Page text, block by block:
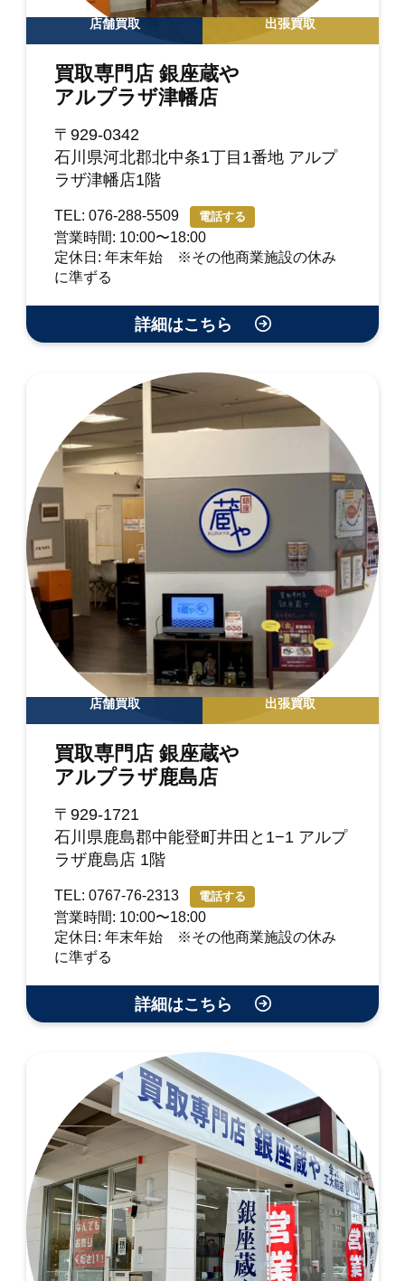
店舗買取 出張買取
買取専門店 銀座蔵や
アルプラザ津幡店
〒929-0342
石川県河北郡北中条1丁目1番地 アルプ
ラザ津幡店1階
TEL: 076-288-5509 電話する
営業時間: 10:00〜18:00
定休日: 年末年始 ※その他商業施設の休み
に準ずる
詳細はこちら
店舗買取 出張買取
買取専門店 銀座蔵や
アルプラザ鹿島店
〒929-1721
石川県鹿島郡中能登町井田と1−1 アルプ
ラザ鹿島店 1階
TEL: 0767-76-2313 電話する
営業時間: 10:00〜18:00
定休日: 年末年始 ※その他商業施設の休み
に準ずる
詳細はこちら